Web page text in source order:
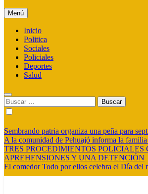
Menú
Inicio
Politica
Sociales
Policiales
Deportes
Salud
Buscar:
Sembrando patria organiza una peña para
A la comunidad de Pehuajó informa la
TRES PROCEDIMIENTOS POLICIALES
APREHENSIONES Y UNA DETENCIÓN
El comedor Todo por ellos celebra el Día del